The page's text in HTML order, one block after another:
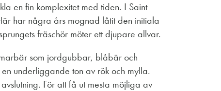
en fin komplexitet med tiden. I Saint-
har några års mognad låtit den initiala
fräschör möter ett djupare allvar.
som jordgubbar, blåbär och
underliggande ton av rök och mylla.
För att få ut mesta möjliga av